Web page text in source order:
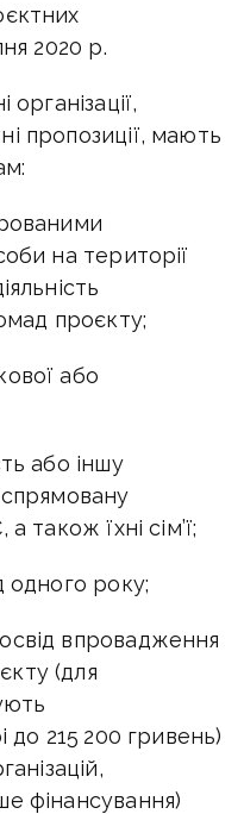
2020 р.
пропозиції, мають
на території
проєкту;
або
або іншу
спрямовану
також їхні сім’ї;
одного року;
впровадження
(для
до 215 200 гривень)
фінансування)